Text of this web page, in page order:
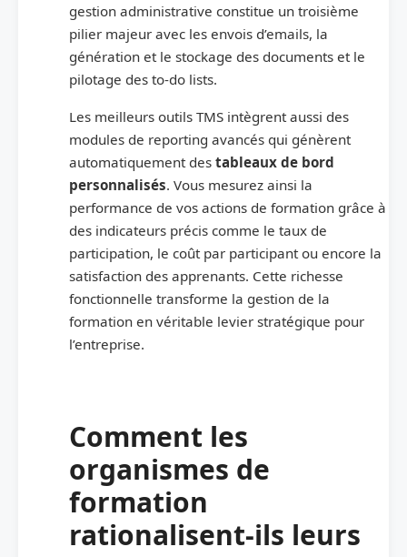
gestion administrative constitue un troisième
pilier majeur avec les envois d’emails, la
génération et le stockage des documents et le
pilotage des to-do lists.
Les meilleurs outils TMS intègrent aussi des
modules de reporting avancés qui génèrent
automatiquement des tableaux de bord
personnalisés. Vous mesurez ainsi la
performance de vos actions de formation grâce à
des indicateurs précis comme le taux de
participation, le coût par participant ou encore la
satisfaction des apprenants. Cette richesse
fonctionnelle transforme la gestion de la
formation en véritable levier stratégique pour
l’entreprise.
Comment les
organismes de
formation
rationalisent-ils leurs